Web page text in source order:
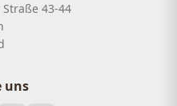
43-44
uns